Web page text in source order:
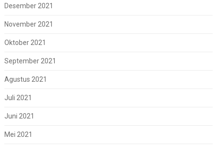
Desember 2021
November 2021
Oktober 2021
September 2021
Agustus 2021
Juli 2021
Juni 2021
Mei 2021